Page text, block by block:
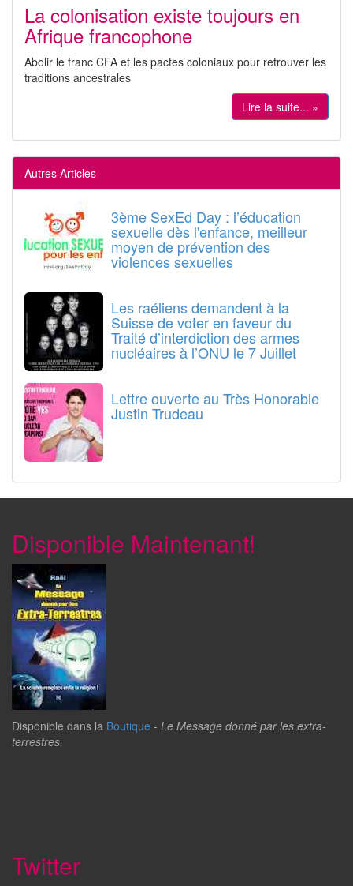
La colonisation existe toujours en
Afrique francophone
Abolir le franc CFA et les pactes coloniaux pour retrouver les
traditions ancestrales
Lire la suite... »
Autres Articles
3ème SexEd Day : l’éducation
sexuelle dès l'enfance, meilleur
moyen de prévention des
violences sexuelles
Les raéliens demandent à la
Suisse de voter en faveur du
Traité d’interdiction des armes
nucléaires à l’ONU le 7 Juillet
Lettre ouverte au Très Honorable
Justin Trudeau
Disponible Maintenant!
Disponible dans la Boutique - Le Message donné par les extra-
terrestres.
Twitter